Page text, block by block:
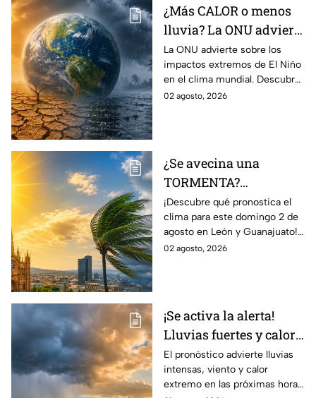
¿Más CALOR o menos
lluvia? La ONU advierte
por los efectos
EXTREMOS de ‘El Niño’
y que cambiarán el
clima en el mundo
La ONU advierte sobre los
impactos extremos de El Niño
en el clima mundial. Descubre
cómo podría cambiar el clima
02 agosto, 2026
¿Se avecina una
TORMENTA?
Aumentan las
posibilidad de
LLUVIAS FUERTES en
León, Gto., hoy 2 de
¡Descubre qué pronostica el
clima para este domingo 2 de
agosto en León y Guanajuato!
Desde una mañana
02 agosto, 2026
¡Se activa la alerta!
Lluvias fuertes y calor
extremo en gran parte
de México; ¿afectará a
Guanajuato?
El pronóstico advierte lluvias
intensas, viento y calor
extremo en las próximas horas